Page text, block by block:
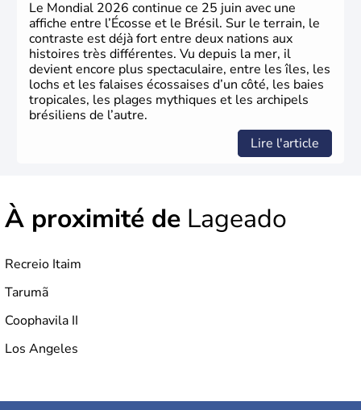
Le Mondial 2026 continue ce 25 juin avec une
affiche entre l’Écosse et le Brésil. Sur le terrain, le
contraste est déjà fort entre deux nations aux
histoires très différentes. Vu depuis la mer, il
devient encore plus spectaculaire, entre les îles, les
lochs et les falaises écossaises d’un côté, les baies
tropicales, les plages mythiques et les archipels
brésiliens de l’autre.
Lire l'article
À proximité de Lageado
Recreio Itaim
Tarumã
Coophavila II
Los Angeles